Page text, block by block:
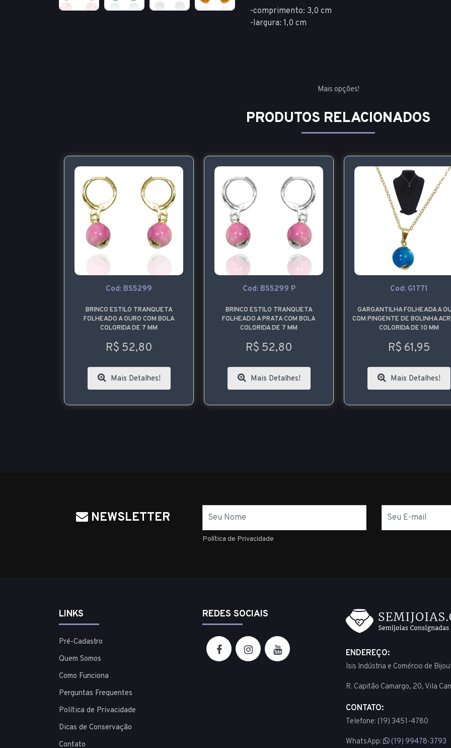
-comprimento: 3,0 cm
-largura: 1,0 cm
Mais opções!
PRODUTOS RELACIONADOS
Cod: BS5299 P
BRINCO ESTILO TRANQUETA
FOLHEADO A PRATA COM BOLA
COLORIDA DE 7 MM
R$ 52,80
Mais Detalhes!
Cod: G1771
GARGANTILHA FOLHEADA A OURO
COM PINGENTE DE BOLINHA ACRÍLICA
COLORIDA DE 10 MM
R$ 61,95
Mais Detalhes!
Cod: G1772
GARGANTILHA FOLHEADA A
COM PINGENTE DE BOLINHA
COLORIDA DE 7 MM
R$ 61,20
Mais Detalhes!
NEWSLETTER
mail
Política de Privacidade
LINKS
Pré-Cadastro
Quem Somos
Como Funciona
Perguntas Frequentes
Política de Privacidade
Dicas de Conservação
Contato
REDES SOCIAIS
ENDEREÇO:
Isis Indústria e Comércio de
R. Capitão Camargo, 20, Vila
CONTATO:
Telefone: (19) 3451-4780
WhatsApp: (19) 99478-3793